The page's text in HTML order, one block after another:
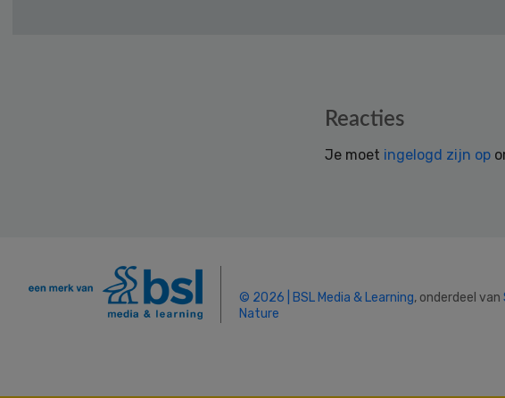
Reacties
Je moet ingelogd zijn op
© 2026 | BSL Media & Learning, onderdeel van
Nature